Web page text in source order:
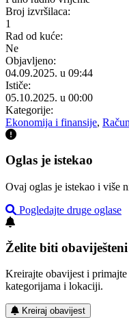
Broj izvršilaca:
1
Rad od kuće:
Ne
Objavljeno:
04.09.2025. u 09:44
Ističe:
05.10.2025. u 00:00
Kategorije:
Ekonomija i finansije,
Oglas je istekao
Ovaj oglas je istekao i više
Pogledajte druge oglase
Želite biti
Kreirajte obavijest i
kategorijama i lokaciji.
Kreiraj obavijest